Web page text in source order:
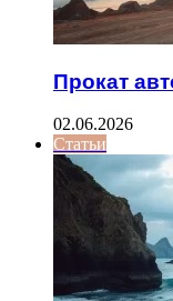
Прокат
02.06.2026
Статьи